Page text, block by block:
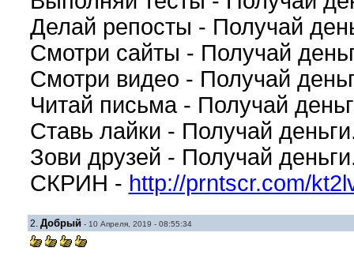
Делай репосты - Получай
Смотри сайты - Получай
Смотри видео - Получай
Читай письма - Получай
Ставь лайки - Получай
Зови друзей - Получай
СКРИН - http://prntscr.com/
2. Добрый - 10 Апреля, 2019 - 08:55:34